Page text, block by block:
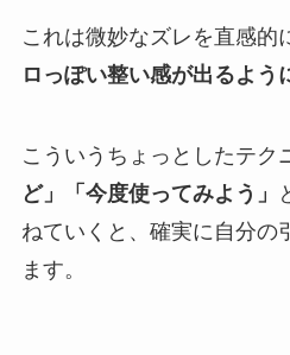
これは微妙なズレを直感的
ロっぽい整い感が出るよう
こういうちょっとしたテク
ど」「今度使ってみよう」
ねていくと、確実に自分の
ます。